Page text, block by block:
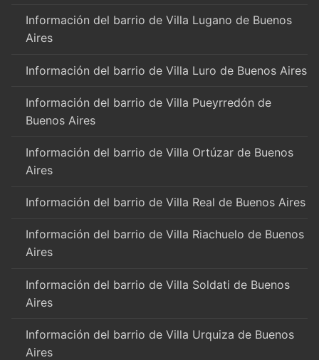
Información del barrio de Villa Lugano de Buenos
Aires
Información del barrio de Villa Luro de Buenos Aires
Información del barrio de Villa Pueyrredón de
Buenos Aires
Información del barrio de Villa Ortúzar de Buenos
Aires
Información del barrio de Villa Real de Buenos Aires
Información del barrio de Villa Riachuelo de Buenos
Aires
Información del barrio de Villa Soldati de Buenos
Aires
Información del barrio de Villa Urquiza de Buenos
Aires